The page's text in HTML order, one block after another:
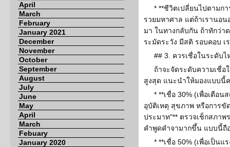
April
March
February
January 2021
December
November
October
September
August
July
June
May
April
March
Febuary
January 2020
* **ชีวิตเปลี่ยนไปตามก
รวยมหาศาล แต่ถ้าเรานอน
มา ในทางกลับกัน ถ้าทักว่า
ระมัดระวัง มีสติ รอบคอบ
## 3. ควรเชื่อในระดับไ
ถ้าจะจัดระดับความเชื่
สูงสุด แนะนำให้มองแบบนี้
* **เชื่อ 30% (เพื่อเตือน
อุบัติเหตุ สุขภาพ หรือการขั
ประมาท"** ตรวจเช็กสภาพ
คำพูดคำจามากขึ้น แบบนี้ถื
* **เชื่อ 50% (เพื่อเป็นแ